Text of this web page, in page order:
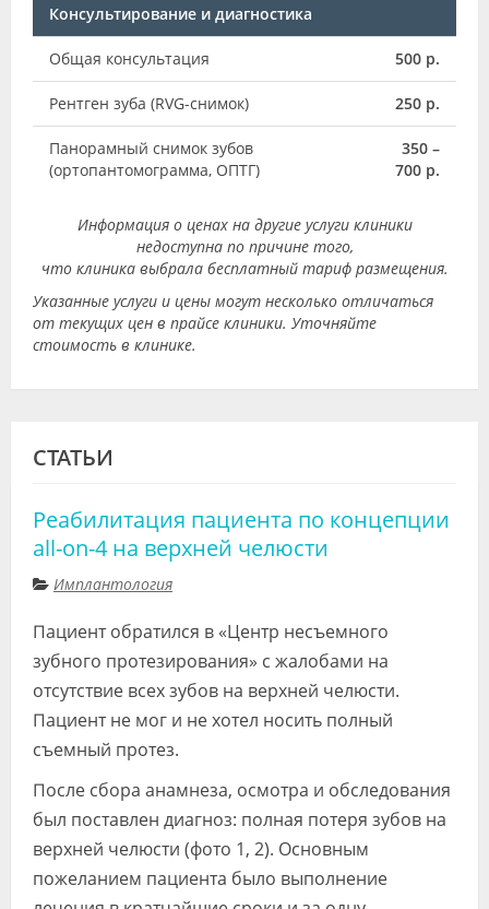
Консультирование и диагностика
Общая консультация 500 р.
Рентген зуба (RVG-снимок) 250 р.
Панорамный снимок зубов
(ортопантомограмма, ОПТГ)
350 –
700 р.
Информация о ценах на другие услуги клиники
недоступна по причине того,
что клиника выбрала бесплатный тариф размещения.
Указанные услуги и цены могут несколько отличаться
от текущих цен в прайсе клиники. Уточняйте
стоимость в клинике.
СТАТЬИ
Реабилитация пациента по концепции
all-on-4 на верхней челюсти
Имплантология
Пациент обратился в «Центр несъемного
зубного протезирования» с жалобами на
отсутствие всех зубов на верхней челюсти.
Пациент не мог и не хотел носить полный
съемный протез.
После сбора анамнеза, осмотра и обследования
был поставлен диагноз: полная потеря зубов на
верхней челюсти (фото 1, 2). Основным
пожеланием пациента было выполнение